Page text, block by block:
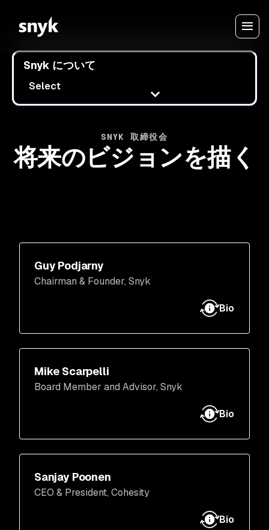
Snyk について
Select
SNYK 取締役会
将来のビジョンを描く
Guy Podjarny
Chairman & Founder, Snyk
Bio
ガイ・ポジャーニー (Guy Podjarny) は、AI ネ
イティブの開発プラットフォームの先駆けで
会の会長を務めています。ガイは 2015 年に
Snyk を率いた後、2025 年前半まで取締役社
長を務めました。短期間の相談役を経たの
ち、ガイは 2026 年 3 月に Snyk の取締役会
に参加し、現在の会長としての役割を果たし
Snyk 入社前にはガイは Blaze を設立しまし
た。Akamai に買収された Blaze でガイは
CTO を務めました。現在はエンジェル投資家
としても積極的に活動し、「AI Native Dev」
Mike Scarpelli
Board Member and Advisor, Snyk
Bio
マイク (Mike) は Snowflake の前 CFO です。
Snowflake への入社以前は、ServiceNow で
ステム部門の財務およびビジネスオペレーシ
歴任しています。現在は、Nutanix を含む複数
の企業の取締役を務めています。
Sanjay Poonen
CEO & President, Cohesity
Bio
サンジェイ (Sanjay) は Cohesity の CEO 兼代
表取締役です。Cohesity への入社以前は、
全体の監督役として、同社の売上高を 60 億ド